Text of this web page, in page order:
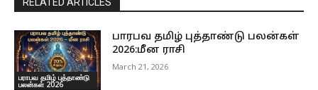
பராபவ தமிழ் புத்தாண்டு
பலன்கள் 2026
பாரபவ தமிழ் புத்தாண்டு பலன்கள்
2026:மீன ராசி
March 21, 2026